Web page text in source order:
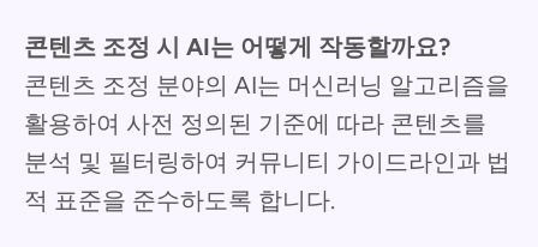
콘텐츠 조정 시 AI는 어떻게 작동할까요?
콘텐츠 조정 분야의 AI는 머신러닝 알고리즘을
활용하여 사전 정의된 기준에 따라 콘텐츠를
분석 및 필터링하여 커뮤니티 가이드라인과 법
적 표준을 준수하도록 합니다.